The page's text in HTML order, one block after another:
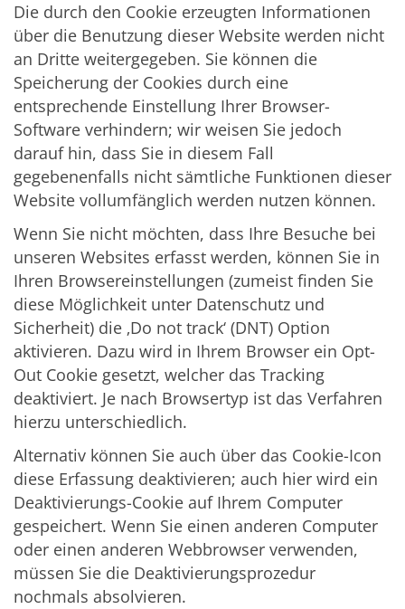
Die durch den Cookie erzeugten Informationen
über die Benutzung dieser Website werden nicht
an Dritte weitergegeben. Sie können die
Speicherung der Cookies durch eine
entsprechende Einstellung Ihrer Browser-
Software verhindern; wir weisen Sie jedoch
darauf hin, dass Sie in diesem Fall
gegebenenfalls nicht sämtliche Funktionen dieser
Website vollumfänglich werden nutzen können.
Wenn Sie nicht möchten, dass Ihre Besuche bei
unseren Websites erfasst werden, können Sie in
Ihren Browsereinstellungen (zumeist finden Sie
diese Möglichkeit unter Datenschutz und
Sicherheit) die ‚Do not track‘ (DNT) Option
aktivieren. Dazu wird in Ihrem Browser ein Opt-
Out Cookie gesetzt, welcher das Tracking
deaktiviert. Je nach Browsertyp ist das Verfahren
hierzu unterschiedlich.
Alternativ können Sie auch über das Cookie-Icon
diese Erfassung deaktivieren; auch hier wird ein
Deaktivierungs-Cookie auf Ihrem Computer
gespeichert. Wenn Sie einen anderen Computer
oder einen anderen Webbrowser verwenden,
müssen Sie die Deaktivierungsprozedur
nochmals absolvieren.